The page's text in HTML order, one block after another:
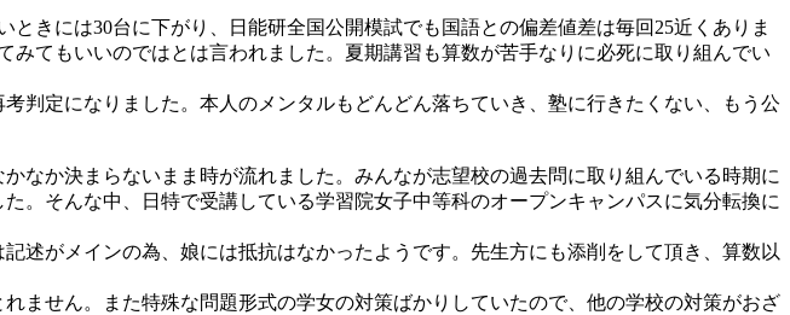
きには30台に下がり、日能研全国公開模試でも国語との偏差値差は毎回25近くありま
てもいいのではとは言われました。夏期講習も算数が苦手なりに必死に取り組んでい
判定になりました。本人のメンタルもどんどん落ちていき、塾に行きたくない、もう公
なか決まらないまま時が流れました。みんなが志望校の過去問に取り組んでいる時期に
。そんな中、日特で受講している学習院女子中等科のオープンキャンパスに気分転換に
述がメインの為、娘には抵抗はなかったようです。先生方にも添削をして頂き、算数以
ません。また特殊な問題形式の学女の対策ばかりしていたので、他の学校の対策がおざ